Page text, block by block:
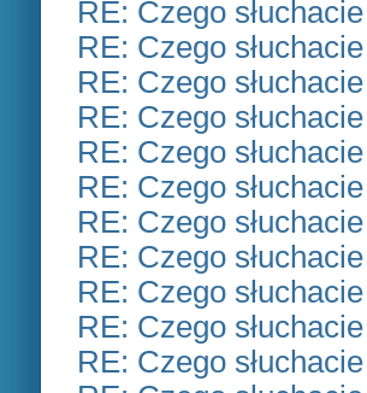
RE: Czego
RE: Czego
RE: Czego
RE: Czego
RE: Czego
RE: Czego
RE: Czego
RE: Czego
RE: Czego
RE: Czego
RE: Czego